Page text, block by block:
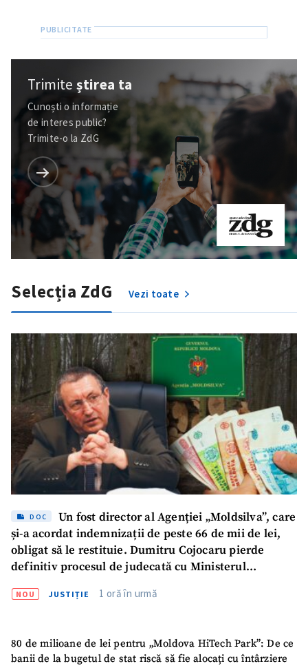
Trimiteștirea ta
Cunoști o informație
de interes public?
Trimite-o la ZdG
Selecția ZdG Vezi toate
DOC
Un fost director al Agenției „Moldsilva”, care
și-a acordat indemnizații de peste 66 de mii de lei,
obligat să le restituie. Dumitru Cojocaru pierde
definitiv procesul de judecată cu Ministerul
NOU JUSTIȚIE 1 oră în urmă
80 de milioane de lei pentru „Moldova HiTech Park”: De ce
banii de la bugetul de stat riscă să fie alocați cu întârziere